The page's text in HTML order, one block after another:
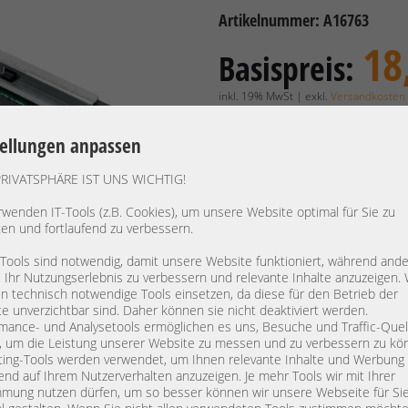
anpassen
IST UNS WICHTIG!
IT-Tools (z.B. Cookies), um unsere Website optimal für Sie zu
und fortlaufend zu verbessern.
sind notwendig, damit unsere Website funktioniert, während
Ihr Nutzungserlebnis zu verbessern und relevante Inhalte anzuzeigen.
technisch notwendige Tools einsetzen, da diese für den Betrieb der
unverzichtbar sind. Daher können sie nicht deaktiviert werden.
und Analysetools ermöglichen es uns, Besuche und Traffic-
um die Leistung unserer Website zu messen und zu verbessern zu
Tools werden verwendet, um Ihnen relevante Inhalte und Werbung
auf Ihrem Nutzerverhalten anzuzeigen. Je mehr Tools wir mit Ihrer
nutzen dürfen, um so besser können wir unsere Webseite für Sie
Artikelnummer: A16763
Basispreis:
inkl. 19% MwSt | exkl.Versandkosten
Lieferzeit:
Gerätetyp:
Modell: LFF to
PN: 654540-
Nettogewicht: 0,102 kg
Artikelabmessung:
L: 15 cm
-3,5" zu 2,5" Adapter
- Ermöglicht den Einbau von 2,5"